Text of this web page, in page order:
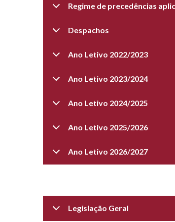
Regime de precedências
Despachos
Ano Letivo 2022/2023
Ano Letivo 2023/2024
Ano Letivo 2024/2025
Ano Letivo 2025/2026
Ano Letivo 2026/2027
Legislação Geral